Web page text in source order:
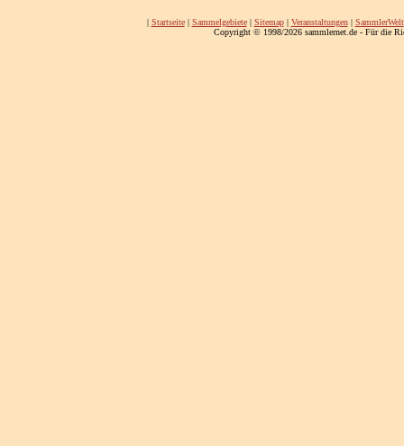
| Startseite| Sammelgebiete| Sitemap| Veranstaltungen| SammlerWelt
Copyright © 1998/2026 sammlernet.de - Für die